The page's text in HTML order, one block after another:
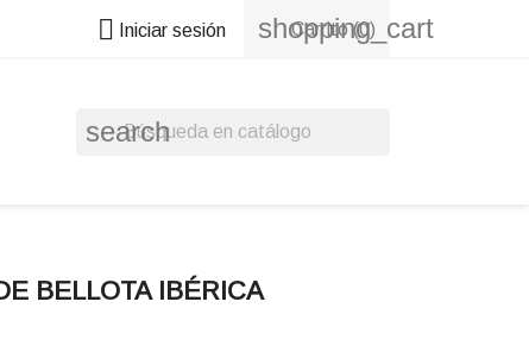
 Iniciar sesión shopping_cart
Carrito (0)
search
BELLOTA IBÉRICA